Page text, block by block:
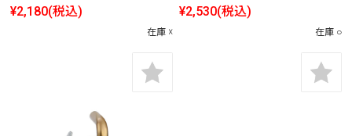
¥2,180(税込)
在庫 ☓
¥2,530(税込)
在庫 ○